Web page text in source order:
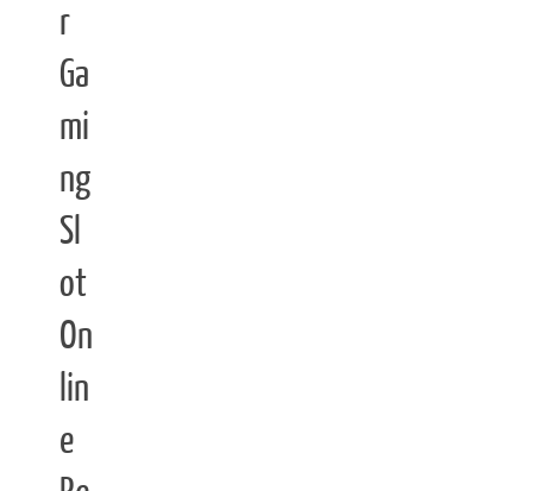
r
Ga
mi
ng
Sl
ot
On
lin
e